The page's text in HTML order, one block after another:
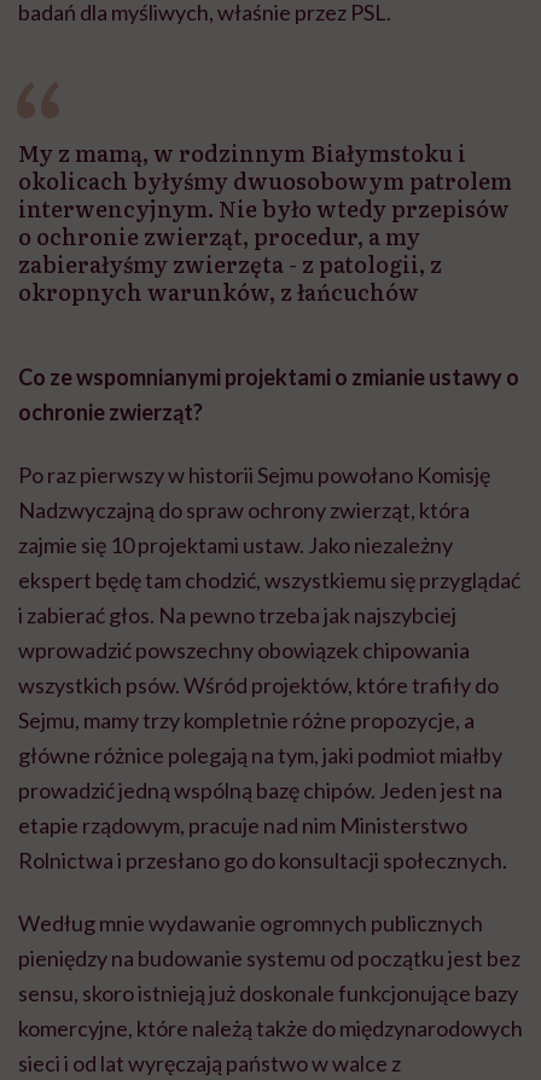
badań dla myśliwych, właśnie przez PSL.
My z mamą, w rodzinnym Białymstoku i
okolicach byłyśmy dwuosobowym patrolem
interwencyjnym. Nie było wtedy przepisów
o ochronie zwierząt, procedur, a my
zabierałyśmy zwierzęta - z patologii, z
okropnych warunków, z łańcuchów
Co ze wspomnianymi projektami o zmianie ustawy o
ochronie zwierząt?
Po raz pierwszy w historii Sejmu powołano Komisję
Nadzwyczajną do spraw ochrony zwierząt, która
zajmie się 10 projektami ustaw. Jako niezależny
ekspert będę tam chodzić, wszystkiemu się przyglądać
i zabierać głos. Na pewno trzeba jak najszybciej
wprowadzić powszechny obowiązek chipowania
wszystkich psów. Wśród projektów, które trafiły do
Sejmu, mamy trzy kompletnie różne propozycje, a
główne różnice polegają na tym, jaki podmiot miałby
prowadzić jedną wspólną bazę chipów. Jeden jest na
etapie rządowym, pracuje nad nim Ministerstwo
Rolnictwa i przesłano go do konsultacji społecznych.
Według mnie wydawanie ogromnych publicznych
pieniędzy na budowanie systemu od początku jest bez
sensu, skoro istnieją już doskonale funkcjonujące bazy
komercyjne, które należą także do międzynarodowych
sieci i od lat wyręczają państwo w walce z